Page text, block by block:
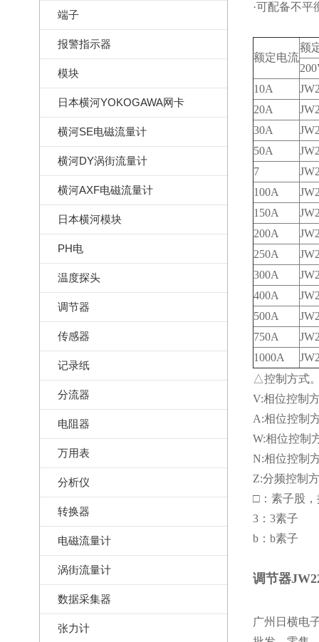
端子
报警指示器
模块
日本横河YOKOGAWA网卡
横河SE电磁流量计
横河DY涡街流量计
横河AXF电磁流量计
日本横河模块
PH电
温度探头
调节器
传感器
记录纸
分流器
电阻器
万用表
分析仪
转换器
电磁流量计
涡街流量计
数据采集器
张力计
·可配备不
额定电流
额
10A
20A
30A
50A
7
100A
150A
200A
250A
300A
400A
500A
750A
1000A
△控制方式
V:相位控制
A:相位控制
W:相位控制
N:相位控制
Z:分频控制
□：素子股
3：3素子
b：b素子
调节器
广州日横电